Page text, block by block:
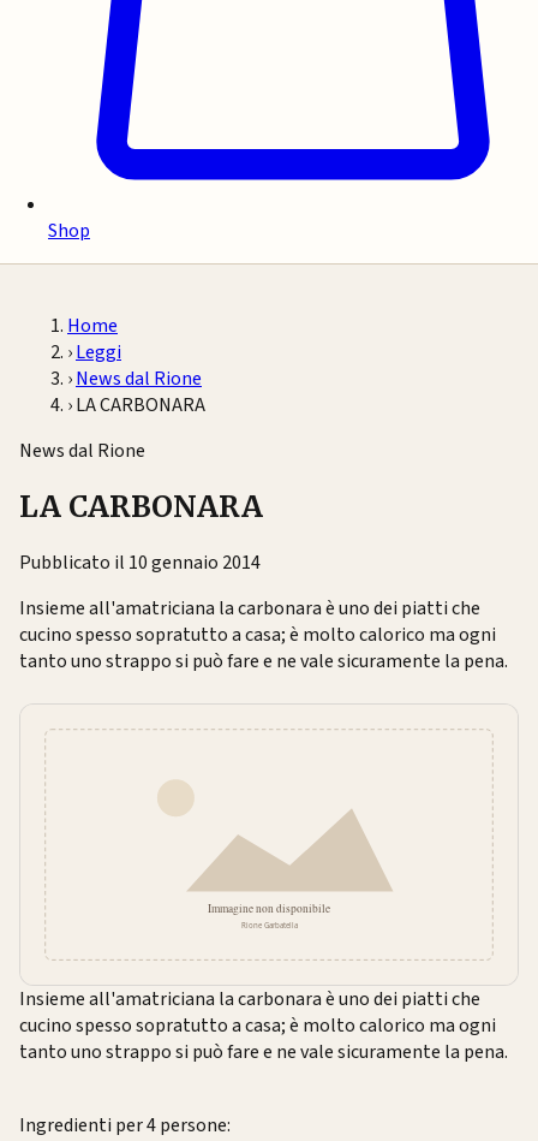
Shop
Home
›Leggi
›News dal Rione
›LA CARBONARA
News dal Rione
LA CARBONARA
Pubblicato il 10 gennaio 2014
Insieme all'amatriciana la carbonara è uno dei piatti che
cucino spesso sopratutto a casa; è molto calorico ma ogni
tanto uno strappo si può fare e ne vale sicuramente la pena.
Insieme all'amatriciana la carbonara è uno dei piatti che
cucino spesso sopratutto a casa; è molto calorico ma ogni
tanto uno strappo si può fare e ne vale sicuramente la pena.
Ingredienti per 4 persone: